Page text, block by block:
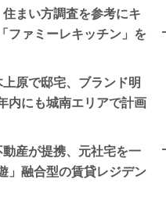
まい方調査を参考にキ
ファミーレキッチン」を
原で邸宅、ブランド明
内にも城南エリアで計画
産が提携、元社宅を一
」融合型の賃貸レジデン